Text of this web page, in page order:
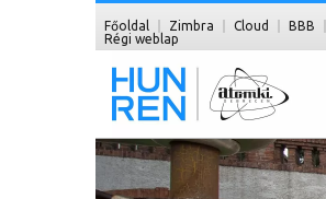
Főoldal Zimbra Cloud BBB
Régi weblap